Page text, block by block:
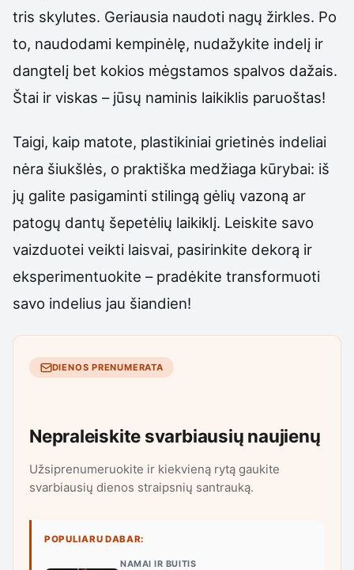
tris skylutes. Geriausia naudoti nagų žirkles. Po
to, naudodami kempinėlę, nudažykite indelį ir
dangtelį bet kokios mėgstamos spalvos dažais.
Štai ir viskas – jūsų naminis laikiklis paruoštas!
Taigi, kaip matote, plastikiniai grietinės indeliai
nėra šiukšlės, o praktiška medžiaga kūrybai: iš
jų galite pasigaminti stilingą gėlių vazoną ar
patogų dantų šepetėlių laikiklį. Leiskite savo
vaizduotei veikti laisvai, pasirinkite dekorą ir
eksperimentuokite – pradėkite transformuoti
savo indelius jau šiandien!
DIENOS PRENUMERATA
Nepraleiskite svarbiausių naujienų
Užsiprenumeruokite ir kiekvieną rytą gaukite
svarbiausių dienos straipsnių santrauką.
POPULIARU DABAR:
NAMAI IR BUITIS